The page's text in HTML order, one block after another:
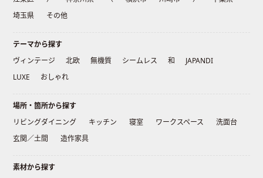
埼玉県
その他
テーマから探す
ヴィンテージ
北欧 無機質 シームレス 和
JAPANDI
LUXE
おしゃれ
場所・箇所から探す
リビングダイニング
キッチン 寝室 ワークスペース
洗面台
玄関／土間
造作家具
素材から探す